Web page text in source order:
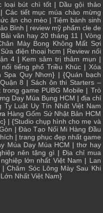
loại bút chì tốt| Dầu gội thảo
| Các tiết mục múa chào mừng
ăn cho mèo|Tiệm bánh sinh
Bình | review mỹ phẩm cle de
Bài văn hay 20 tháng 11 | Vòng
Mày Bong Không Mất Sợi
Sửa điện thoại hcm | Review nối
4| Kem sâm trị thâm mụn |
tiếng phố Triều Khúc| Xóa
Spa Quy Nhơn} | {Quán bạch
8 | Sách ôn thi Starters –
game PUBG Mobile | Trò
Dạy Múa Bụng HCM | địa chỉ
Ty Luật Uy Tín Nhất Việt Nam
Hàng Gốm Sứ Nhật Bản HCM
} | {Studio chụp hình cho mẹ và
|Đào Tạo Nối Mi Hàng Đầu
| trang phục đẹp nhất game
Múa Dạy Múa HCM |thơ hay
nên tặng gì | Địa chỉ mua
lớn nhất Việt Nam | Lan
|Chăm Sóc Lông Mày Sau Khi
Nhất Việt Nam}